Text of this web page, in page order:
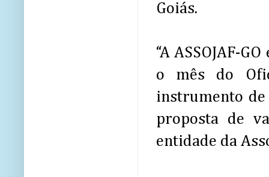
Goiás.
“A ASSOJAF-
o mês do
instrumento de
proposta de
entidade da